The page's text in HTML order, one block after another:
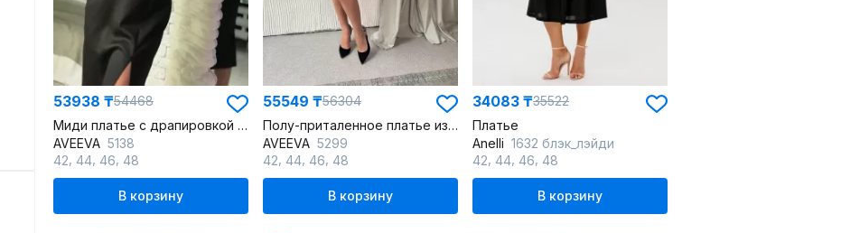
53938 ₸54468
Миди платье с драпировкой и разрезом, удобно и хорошо сидит
AVEEVA 5138
42 44 46 48
В корзину
55549 ₸56304
Полу-приталенное платье из текстиля с драпировкой и буфами
AVEEVA 5299
42 44 46 48
В корзину
34083 ₸35522
Платье
Anelli 1632 блэк_лэйди
42 44 46 48
В корзину